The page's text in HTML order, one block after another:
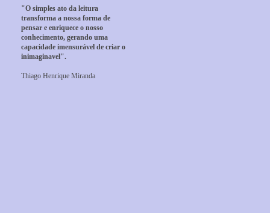
"O simples ato da leitura
transforma a nossa forma de
pensar e enriquece o nosso
conhecimento, gerando uma
capacidade imensurável de criar o
inimaginavel".
Thiago Henrique Miranda